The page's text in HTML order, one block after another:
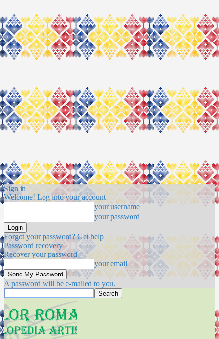
Sign in
Welcome! Log into your account
your username
your password
Forgot your password? Get help
Password recovery
Recover your password
your email
A password will be e-mailed to you.